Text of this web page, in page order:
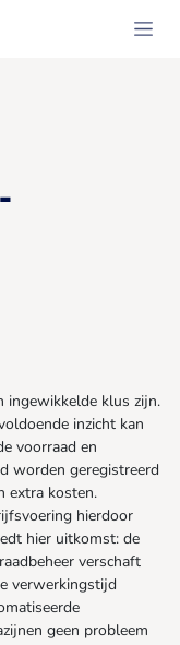
ingewikkelde klus zijn.
inzicht kan
voorraad en
worden geregistreerd
extra kosten.
hierdoor
hier uitkomst: de
verschaft
verwerkingstijd
geen probleem